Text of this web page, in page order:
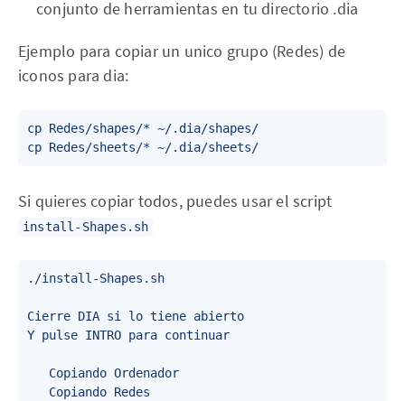
conjunto de herramientas en tu directorio .dia
Ejemplo para copiar un unico grupo (Redes) de
iconos para dia:
cp Redes/shapes/* ~/.dia/shapes/
Si quieres copiar todos, puedes usar el script
install-Shapes.sh
./install-Shapes.sh
Cierre DIA si lo tiene abierto
Y pulse INTRO para continuar
   Copiando Ordenador
   Copiando Redes